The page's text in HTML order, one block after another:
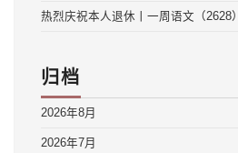
热烈庆祝本人退休丨一周语文（2628）
归档
2026年8月
2026年7月